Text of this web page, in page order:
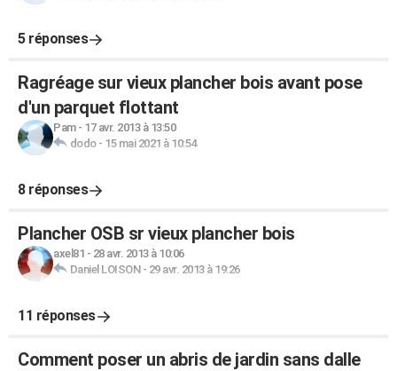
5 réponses
Ragréage sur vieux plancher bois avant pose
d'un parquet flottant
Pam- 17 avr. 2013 à 13:50
dodo- 15 mai 2021 à 10:54
8 réponses
Plancher OSB sr vieux plancher bois
axel81 - 28 avr. 2013 à 10:06
Daniel LOISON- 29 avr. 2013 à 19:26
11 réponses
Comment poser un abris de jardin sans dalle